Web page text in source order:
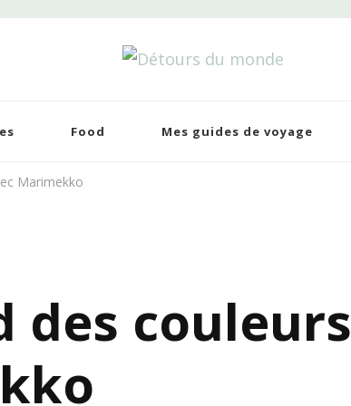
Food Mes guides de voyage
Marimekko
des couleurs